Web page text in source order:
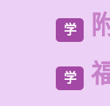
学
学